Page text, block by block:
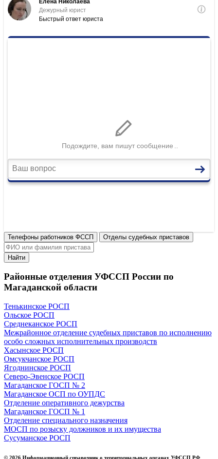
Телефоны работников ФССП Отделы судебных приставов
Найти
Районные отделения УФССП России по
Магаданской области
Тенькинское РОСП
Ольское РОСП
Среднеканское РОСП
Межрайонное отделение судебных приставов по исполнению
особо сложных исполнительных производств
Хасынское РОСП
Омсукчанское РОСП
Ягоднинское РОСП
Северо-Эвенское РОСП
Магаданское ГОСП № 2
Магаданское ОСП по ОУПДС
Отделение оперативного дежурства
Магаданское ГОСП № 1
Отделение специального назначения
МОСП по розыску должников и их имущества
Сусуманское РОСП
© 2026 Информационный справочник о территориальных органах УФССП РФ